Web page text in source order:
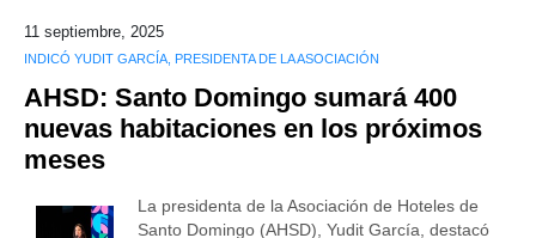
11 septiembre, 2025
INDICÓ YUDIT GARCÍA, PRESIDENTA DE LA ASOCIACIÓN
AHSD: Santo Domingo sumará 400
nuevas habitaciones en los próximos
meses
La presidenta de la Asociación de Hoteles de
Santo Domingo (AHSD), Yudit García, destacó